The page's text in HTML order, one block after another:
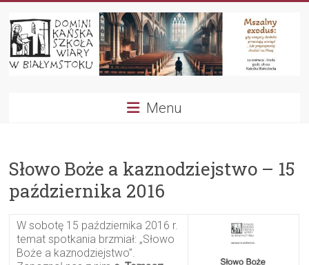
do
treści
DominikańskaMenu
Słowo Boże a kaznodziejstwo – 15
października 2016
W sobotę 15 października 2016 r.
temat spotkania brzmiał: „Słowo
Boże a kaznodziejstwo”.